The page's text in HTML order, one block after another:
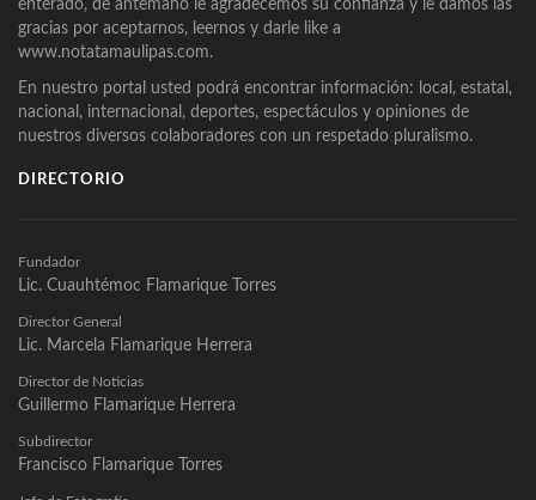
enterado, de antemano le agradecemos su confianza y le damos las
gracias por aceptarnos, leernos y darle like a
www.notatamaulipas.com.
En nuestro portal usted podrá encontrar información: local, estatal,
nacional, internacional, deportes, espectáculos y opiniones de
nuestros diversos colaboradores con un respetado pluralismo.
DIRECTORIO
Fundador
Lic. Cuauhtémoc Flamarique Torres
Director General
Lic. Marcela Flamarique Herrera
Director de Noticias
Guillermo Flamarique Herrera
Subdirector
Francisco Flamarique Torres